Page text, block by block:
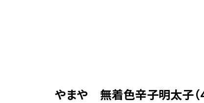
やまや 無着色辛子明太子​（４